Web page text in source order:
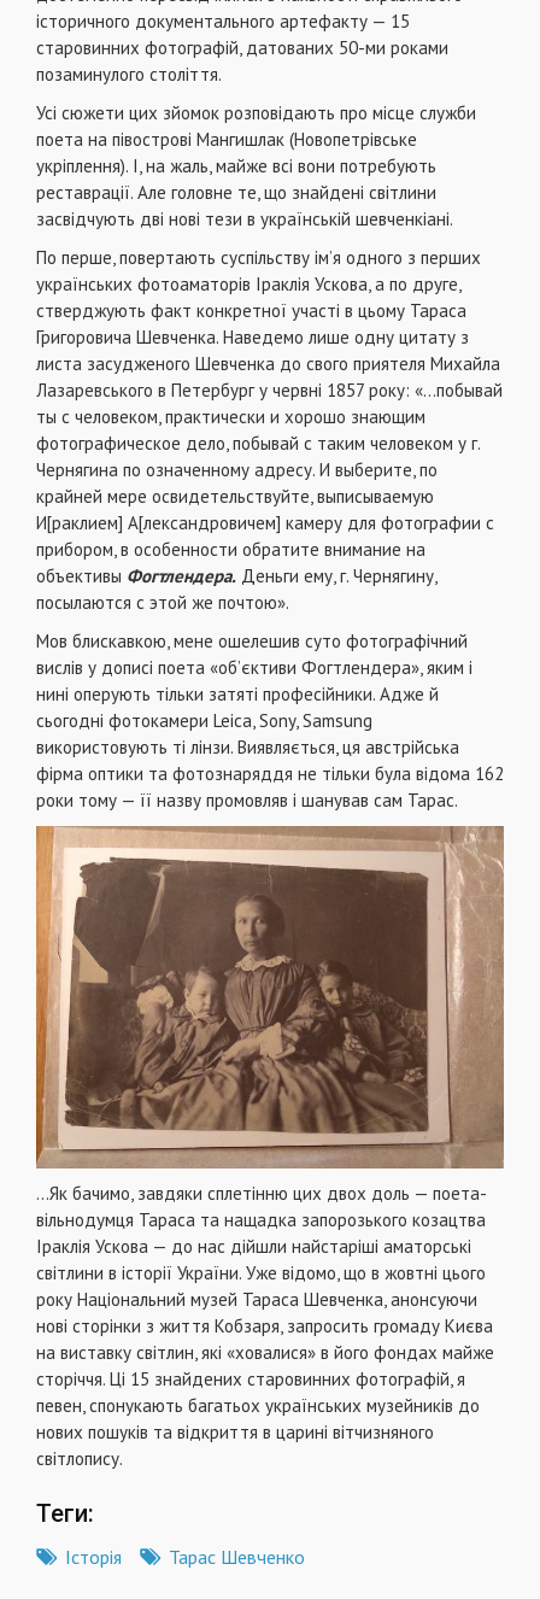
історичного документального артефакту — 15
старовинних фотографій, датованих 50-ми роками
позаминулого століття.
Усі сюжети цих зйомок розповідають про місце служби
поета на півострові Мангишлак (Новопетрівське
укріплення). І, на жаль, майже всі вони потребують
реставрації. Але головне те, що знайдені світлини
засвідчують дві нові тези в українській шевченкіані.
По перше, повертають суспільству ім’я одного з перших
українських фотоаматорів Іраклія Ускова, а по друге,
стверджують факт конкретної участі в цьому Тараса
Григоровича Шевченка. Наведемо лише одну цитату з
листа засудженого Шевченка до свого приятеля Михайла
Лазаревського в Петербург у червні 1857 року: «…побывай
ты с человеком, практически и хорошо знающим
фотографическое дело, побывай с таким человеком у г.
Чернягина по означенному адресу. И выберите, по
крайней мере освидетельствуйте, выписываемую
И[раклием] А[лександровичем] камеру для фотографии с
прибором, в особенности обратите внимание на
объективы Фогтлендера. Деньги ему, г. Чернягину,
посылаются с этой же почтою».
Мов блискавкою, мене ошелешив суто фотографічний
вислів у дописі поета «об’єктиви Фогтлендера», яким і
нині оперують тільки затяті професійники. Адже й
сьогодні фотокамери Leica, Sony, Samsung
використовують ті лінзи. Виявляється, ця австрійська
фірма оптики та фотознаряддя не тільки була відома 162
роки тому — її назву промовляв і шанував сам Тарас.
…Як бачимо, завдяки сплетінню цих двох доль — поета-
вільнодумця Тараса та нащадка запорозького козацтва
Іраклія Ускова — до нас дійшли найстаріші аматорські
світлини в історії України. Уже відомо, що в жовтні цього
року Національний музей Тараса Шевченка, анонсуючи
нові сторінки з життя Кобзаря, запросить громаду Києва
на виставку світлин, які «ховалися» в його фондах майже
сторіччя. Ці 15 знайдених старовинних фотографій, я
певен, спонукають багатьох українських музейників до
нових пошуків та відкриття в царині вітчизняного
світлопису.
Теги:
Історія Тарас Шевченко